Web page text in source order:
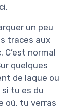
un peu
traces aux
normal
quelques
de laque ou
tu es du
où, tu verras